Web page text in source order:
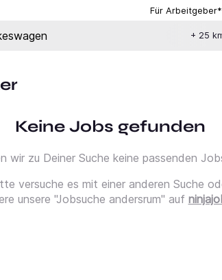
Für
+ 25
Keine Jobs gefunden
wir zu Deiner Suche keine passenden
versuche es mit einer anderen Suche
unsere "Jobsuche andersrum" auf